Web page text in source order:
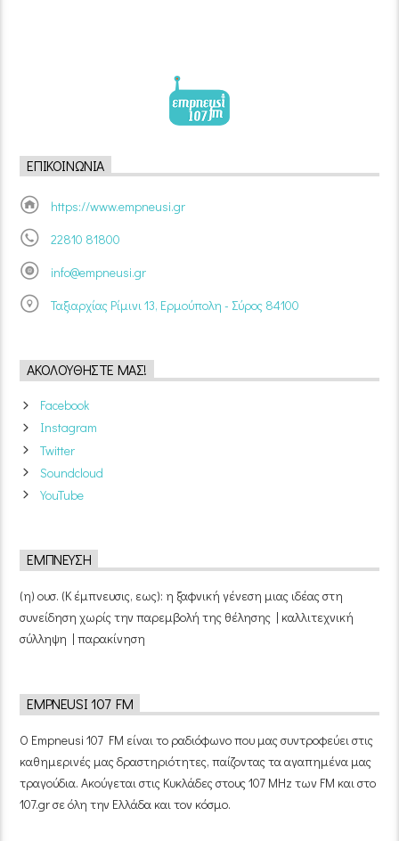
ΕΠΙΚΟΙΝΩΝΊΑ
https://www.empneusi.gr
22810 81800
info@empneusi.gr
Ταξιαρχίας Ρίμινι 13, Ερμούπολη - Σύρος 84100
ΑΚΟΛΟΥΘΉΣΤΕ ΜΑΣ!
Facebook
Instagram
Twitter
Soundcloud
YouTube
ΈΜΠΝΕΥΣΗ
(η) ουσ. (Κ έμπνευσις, εως): η ξαφνική γένεση μιας ιδέας στη
συνείδηση χωρίς την παρεμβολή της θέλησης | καλλιτεχνική
σύλληψη | παρακίνηση
EMPNEUSI 107 FM
Ο Empneusi 107 FM είναι το ραδιόφωνο που μας συντροφεύει στις
καθημερινές μας δραστηριότητες, παίζοντας τα αγαπημένα μας
τραγούδια. Ακούγεται στις Κυκλάδες στους 107 MHz των FM και στο
107.gr σε όλη την Ελλάδα και τον κόσμο.